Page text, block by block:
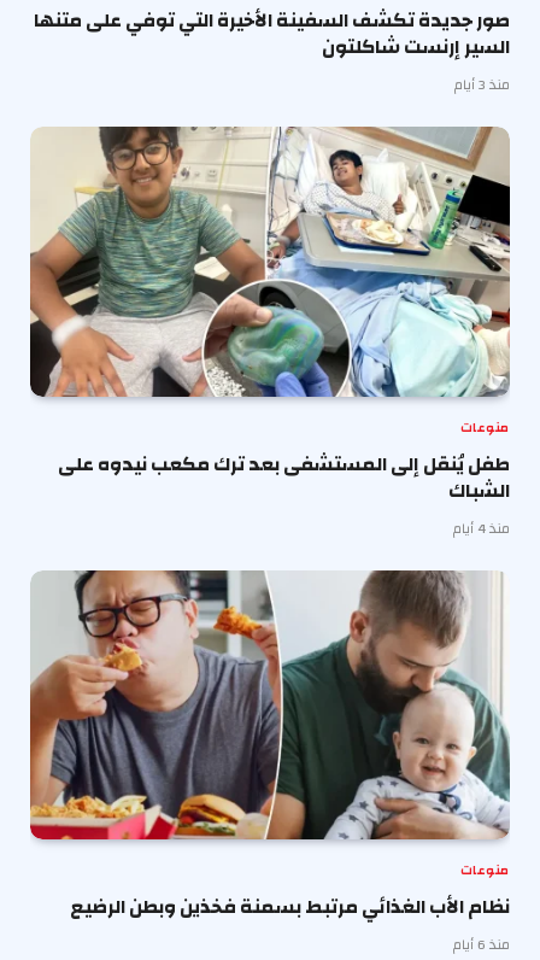
صور جديدة تكشف السفينة الأخيرة التي توفي على متنها
السير إرنست شاكلتون
منذ 3 أيام
منوعات
طفل يُنقل إلى المستشفى بعد ترك مكعب نيدوه على
الشباك
منذ 4 أيام
منوعات
نظام الأب الغذائي مرتبط بسمنة فخذين وبطن الرضيع
منذ 6 أيام